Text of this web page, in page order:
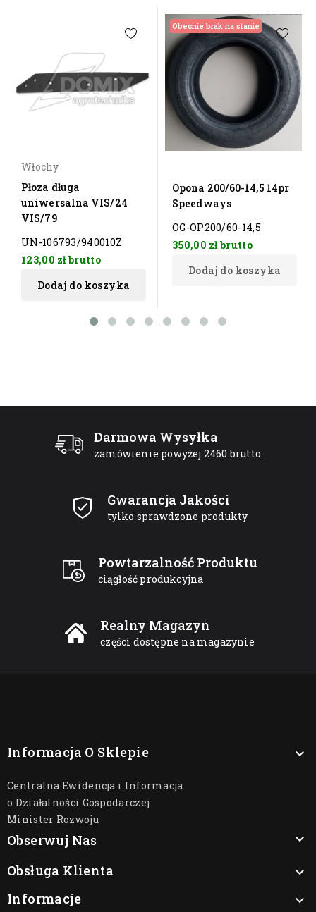
Włochy
Płoza długa
uniwersalna VIS/24
VIS/79
UN-106793/940010Z
123,00 złbrutto
Dodaj do koszyka
Obecnie brak na stanie
Opona 200/60-14,5 14pr
Speedways
OG-OP200/60-14,5
350,00 złbrutto
Dodaj do koszyka
Darmowa Wysyłka
zamówienie powyżej 2460 brutto
Gwarancja Jakości
tylko sprawdzone produkty
Powtarzalność Produktu
ciągłość produkcyjna
Realny Magazyn
części dostępne na magazynie
Informacja O Sklepie 
Centralna Ewidencja i Informacja
o Działalności Gospodarczej
Minister Rozwoju
Obserwuj Nas

Obsługa Klienta

Informacje
